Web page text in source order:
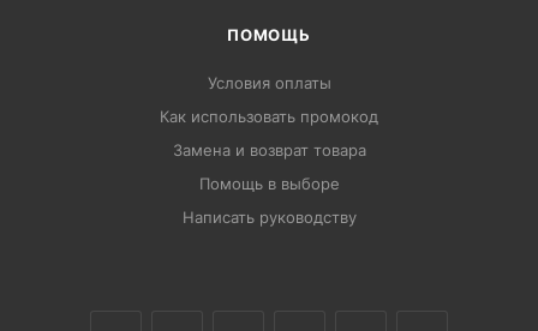
ПОМОЩЬ
Условия оплаты
Как использовать промокод
Замена и возврат товара
Помощь в выборе
Написать руководству